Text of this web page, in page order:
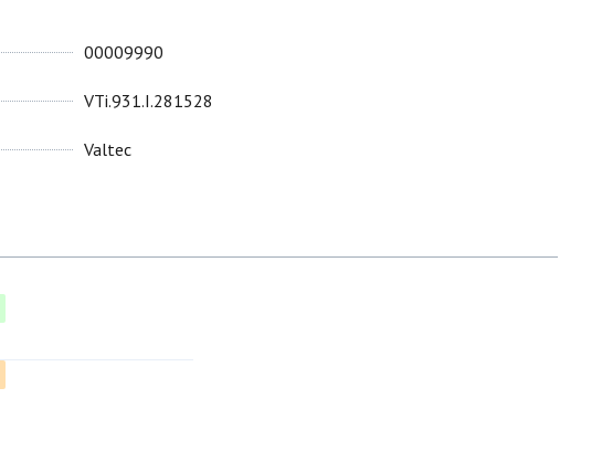
00009990
VTi.931.I.281528
Valtec